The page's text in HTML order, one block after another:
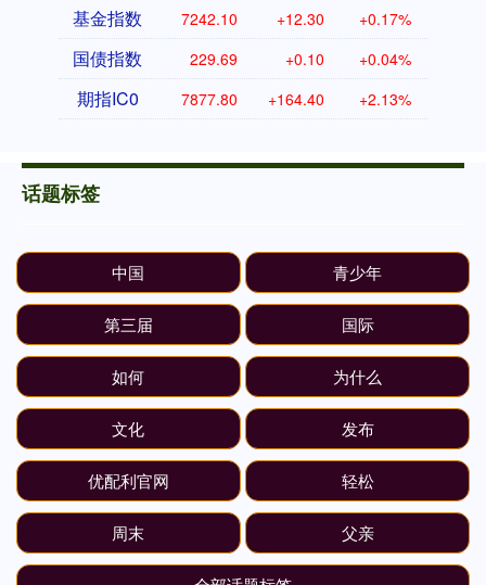
基金指数 7242.10 +12.30 +0.17%
国债指数 229.69 +0.10 +0.04%
期指IC0 7877.80 +164.40 +2.13%
话题标签
中国 青少年
第三届 国际
如何 为什么
文化 发布
优配利官网 轻松
周末 父亲